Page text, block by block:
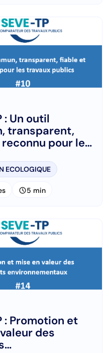
: Un outil
transparent,
pour les
ECOLOGIQUE
schedule5 min
: Promotion et
des